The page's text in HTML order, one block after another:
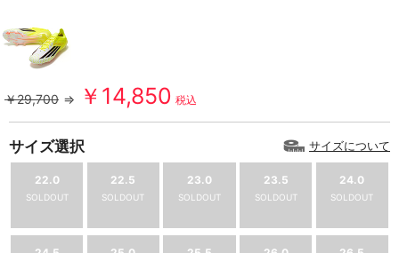
￥29,700 ⇒ ￥14,850 税込
サイズ選択 サイズについて
22.0
SOLDOUT
22.5
SOLDOUT
23.0
SOLDOUT
23.5
SOLDOUT
24.0
SOLDOUT